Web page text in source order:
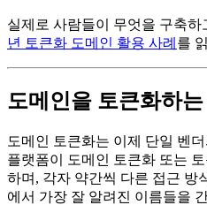
실제로 사람들이 무엇을 구축하
년 토큰화 도메인 활용 사례 를
도메인을 토큰화하
도메인 토큰화는 이제 단일 벤
플랫폼이 도메인 토큰화 또는
하며, 각자 약간씩 다른 접근 방
에서 가장 잘 알려진 이름들을